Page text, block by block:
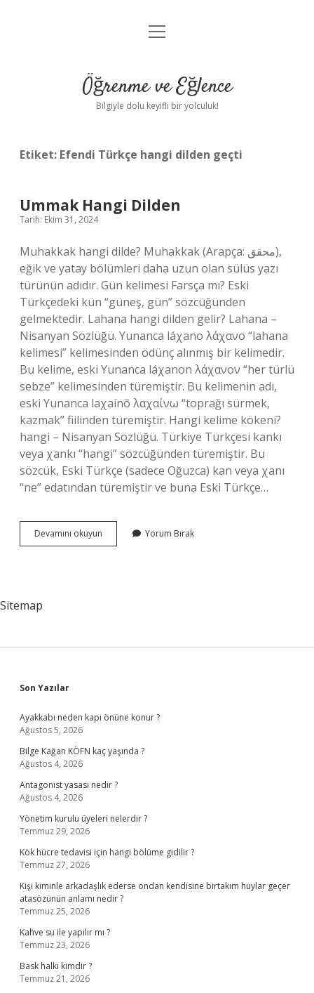
Anasayfa
Yasal Uyarı
menüyü
Öğrenme ve Eğlence
Bilgiyle dolu keyifli bir yolculuk!
Etiket: Efendi Türkçe hangi dilden geçti
Ummak Hangi Dilden
Tarih: Ekim 31, 2024
Muhakkak hangi dilde? Muhakkak (Arapça: محقق),
eğik ve yatay bölümleri daha uzun olan sülüs yazı
türünün adıdır. Gün kelimesi Farsça mı? Eski
Türkçedeki kün “güneş, gün” sözcüğünden
gelmektedir. Lahana hangi dilden gelir? Lahana –
Nisanyan Sözlüğü. Yunanca láχano λάχανο “lahana
kelimesi” kelimesinden ödünç alınmış bir kelimedir.
Bu kelime, eski Yunanca láχanon λάχανον “her türlü
sebze” kelimesinden türemiştir. Bu kelimenin adı,
eski Yunanca laχaínō λαχαίνω “toprağı sürmek,
kazmak” fiilinden türemiştir. Hangi kelime kökeni?
hangi – Nisanyan Sözlüğü. Türkiye Türkçesi kankı
veya χankı “hangi” sözcüğünden türemiştir. Bu
sözcük, Eski Türkçe (sadece Oğuzca) kan veya χanı
“ne” edatından türemiştir ve buna Eski Türkçe…
Devamını okuyun
Hangi
Yorum Bırak
Sitemap
Sidebar
Son Yazılar
Ayakkabı neden kapı önüne konur ?
Ağustos 5, 2026
Bilge Kağan KÖFN kaç yaşında ?
Ağustos 4, 2026
Antagonist yasası nedir ?
Ağustos 4, 2026
Yönetim kurulu üyeleri nelerdir ?
Temmuz 29, 2026
Kök hücre tedavisi için hangi bölüme gidilir ?
Temmuz 27, 2026
Kişi kiminle arkadaşlık ederse ondan kendisine birtakım huylar geçer
atasözünün anlamı nedir ?
Temmuz 25, 2026
Kahve su ile yapılır mı ?
Temmuz 23, 2026
Bask halkı kimdir ?
Temmuz 21, 2026